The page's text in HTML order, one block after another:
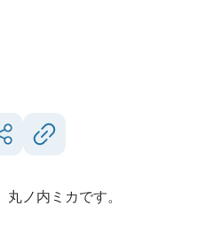
ノ内ミカです。